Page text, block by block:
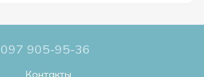
097 905-95-36
Контакты